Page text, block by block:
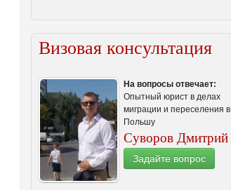
Визовая консультация
На вопросы отвечает:
Опытный юрист в делах
миграции и переселения в
Польшу
Суворов Дмитрий
Задайте вопрос